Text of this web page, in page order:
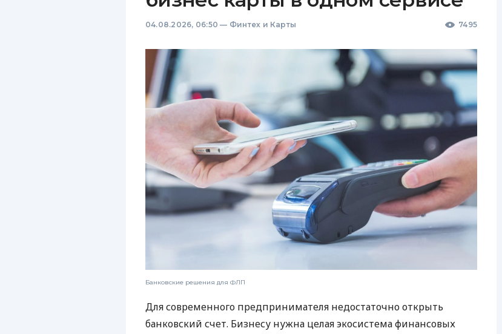
04.08.2026, 06:50 — Финтех и Карты 7495
Банковские решения для ФЛП
Для современного предпринимателя недостаточно открыть
банковский счет. Бизнесу нужна целая экосистема финансовых